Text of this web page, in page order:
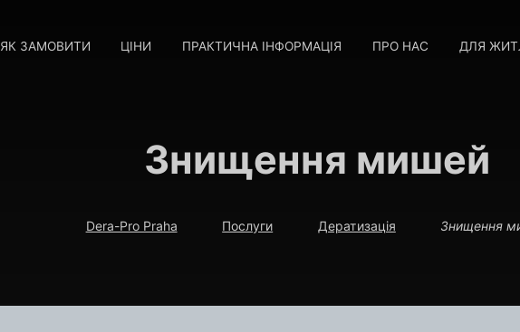
ЯК ЗАМОВИТИ ЦІНИ ПРАКТИЧНА ІНФОРМАЦІЯ ПРО НАС ДЛЯ
Знищення мишей
Dera-Pro Praha Послуги Дератизація Знищення